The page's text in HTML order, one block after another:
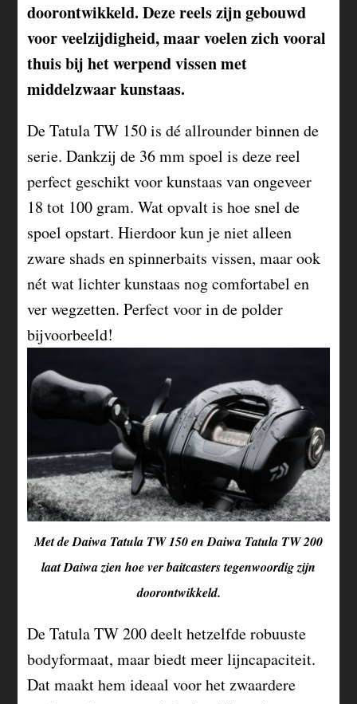
doorontwikkeld. Deze reels zijn gebouwd
voor veelzijdigheid, maar voelen zich vooral
thuis bij het werpend vissen met
middelzwaar kunstaas.
De Tatula TW 150 is dé allrounder binnen de
serie. Dankzij de 36 mm spoel is deze reel
perfect geschikt voor kunstaas van ongeveer
18 tot 100 gram. Wat opvalt is hoe snel de
spoel opstart. Hierdoor kun je niet alleen
zware shads en spinnerbaits vissen, maar ook
nét wat lichter kunstaas nog comfortabel en
ver wegzetten. Perfect voor in de polder
bijvoorbeeld!
Met de Daiwa Tatula TW 150 en Daiwa Tatula TW 200
laat Daiwa zien hoe ver baitcasters tegenwoordig zijn
doorontwikkeld.
De Tatula TW 200 deelt hetzelfde robuuste
bodyformaat, maar biedt meer lijncapaciteit.
Dat maakt hem ideaal voor het zwaardere